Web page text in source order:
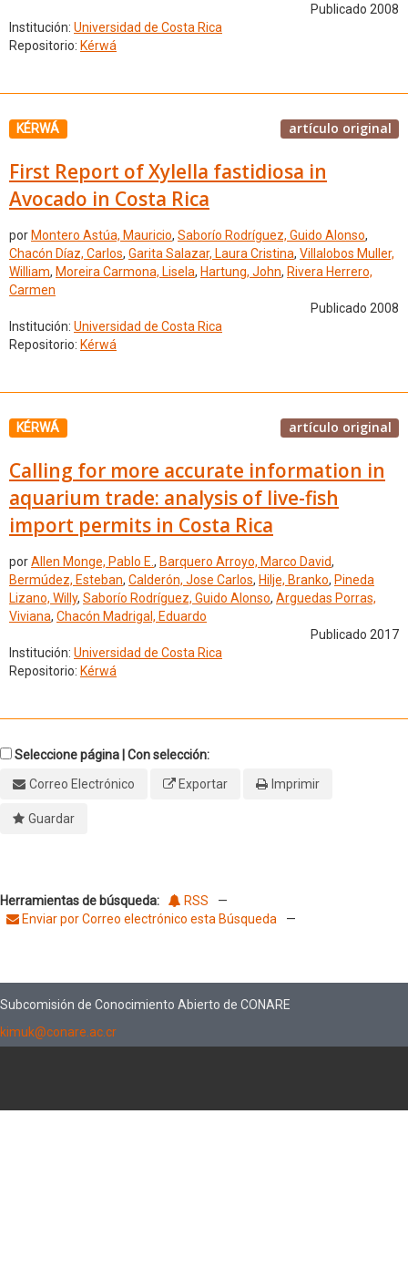
Publicado 2008
Institución: Universidad de Costa Rica
Repositorio: Kérwá
KÉRWÁ artículo original
First Report of Xylella fastidiosa in
Avocado in Costa Rica
por Montero Astúa, Mauricio, Saborío Rodríguez, Guido Alonso,
Chacón Díaz, Carlos, Garita Salazar, Laura Cristina, Villalobos Muller,
William, Moreira Carmona, Lisela, Hartung, John, Rivera Herrero,
Carmen
Publicado 2008
Institución: Universidad de Costa Rica
Repositorio: Kérwá
KÉRWÁ artículo original
Calling for more accurate information in
aquarium trade: analysis of live-fish
import permits in Costa Rica
porAllen Monge, Pablo E., Barquero Arroyo, Marco David,
Bermúdez, Esteban, Calderón, Jose Carlos, Hilje, Branko, Pineda
Lizano, Willy, Saborío Rodríguez, Guido Alonso, Arguedas Porras,
Viviana, Chacón Madrigal, Eduardo
Publicado 2017
Institución: Universidad de Costa Rica
Repositorio: Kérwá
Seleccione página | Con selección:
Correo Electrónico
Exportar Imprimir
Guardar
Herramientas de búsqueda: RSS
—
Enviar por Correo electrónico esta Búsqueda
—
Subcomisión de Conocimiento Abierto de CONARE
kimuk@conare.ac.cr